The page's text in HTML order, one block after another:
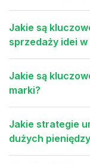
Jakie są
sprzedaży idei
Jakie są
marki?
Jakie strategie
dużych